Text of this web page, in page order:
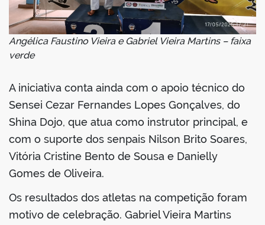
Angélica Faustino Vieira e Gabriel Vieira Martins – faixa
verde
A iniciativa conta ainda com o apoio técnico do
Sensei Cezar Fernandes Lopes Gonçalves, do
Shina Dojo, que atua como instrutor principal, e
com o suporte dos senpais Nilson Brito Soares,
Vitória Cristine Bento de Sousa e Danielly
Gomes de Oliveira.
Os resultados dos atletas na competição foram
motivo de celebração. Gabriel Vieira Martins